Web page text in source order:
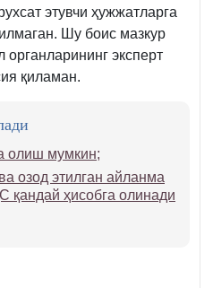
этувчи ҳужжатларга
Шу боис мазкур
эксперт
қиламан.
олиш мумкин;
озод этилган айланма
қандай ҳисобга олинади